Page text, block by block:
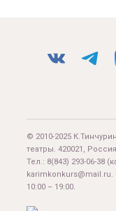
© 2010-2025
театры. 420021,
Тел.: 8(843) 293-06-38
karimkonkurs@mail.ru.
10:00 – 19:00.